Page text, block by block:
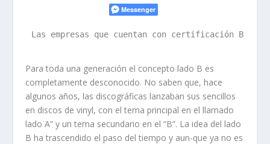
Messenger
Las empresas que cuentan con certificación B
Para toda una generación el concepto lado B es
completamente desconocido. No saben que, hace
algunos años, las discográficas lanzaban sus sencillos
en discos de vinyl, con el tema principal en el llamado
lado ̈A” y un tema secundario en el “B”. La idea del lado
B ha trascendido el paso del tiempo y aun-que ya no es